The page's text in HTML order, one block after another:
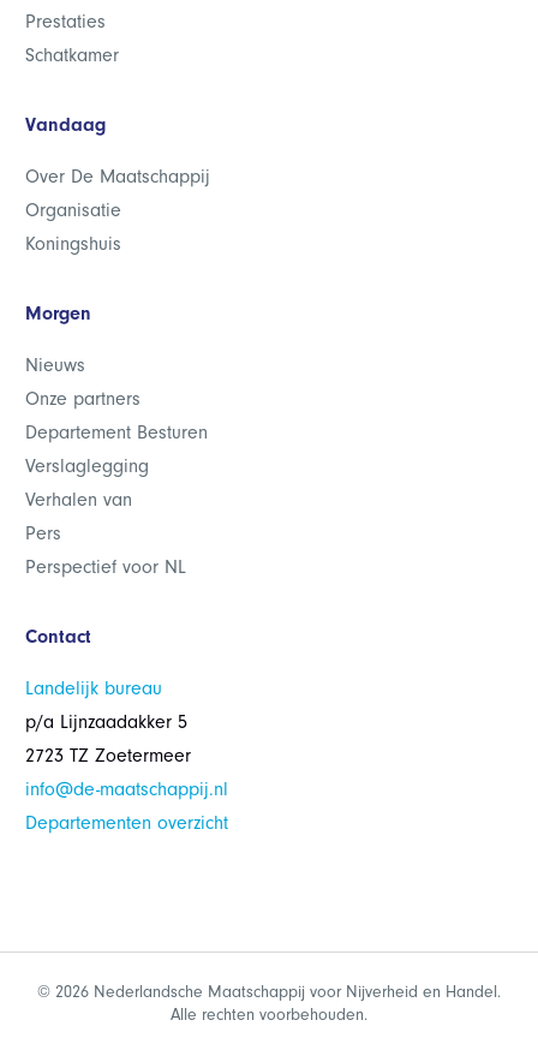
Prestaties
Schatkamer
Vandaag
Over De Maatschappij
Organisatie
Koningshuis
Morgen
Nieuws
Onze partners
Departement Besturen
Verslaglegging
Verhalen van
Pers
Perspectief voor NL
Contact
Landelijk bureau
p/a Lijnzaadakker 5
2723 TZ Zoetermeer
info@de-maatschappij.nl
Departementen overzicht
© 2026 Nederlandsche Maatschappij voor Nijverheid en Handel.
Alle rechten voorbehouden.